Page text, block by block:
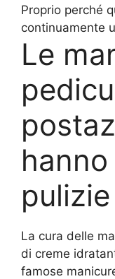
Proprio perché
continuamente
Le
La cura delle
di creme
famose